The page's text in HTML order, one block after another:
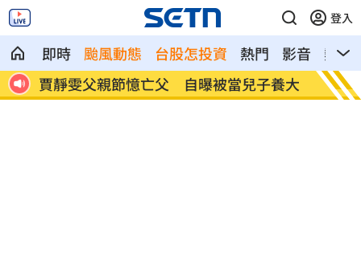
登入
即時 颱風動態 台股怎投資 熱門 影音
熱搜
能
賈靜雯父親節憶亡父 自曝被當兒子養大 新／